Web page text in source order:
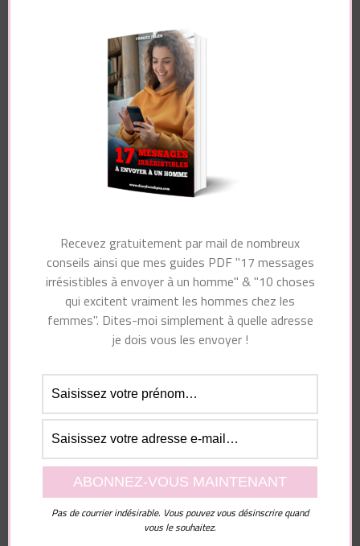
Navigation
Article précédent
Donne-moi 5 minutes
et je fais de toi une
DANGEREUSEMENT
tu refuses ça avec les
Vous pourriez également aimer...
Laisser un commentaire
Votre adresse e-mail ne sera pas publiée.Les
champs obligatoires sont indiqués avec*
Recevez gratuitement par mail de nombreux
conseils ainsi que mes guides PDF "17 messages
irrésistibles à envoyer à un homme" & "10 choses
qui excitent vraiment les hommes chez les
femmes". Dites-moi simplement à quelle adresse
je dois vous les envoyer !
Pas de courrier indésirable. Vous pouvez vous désinscrire quand
vous le souhaitez.